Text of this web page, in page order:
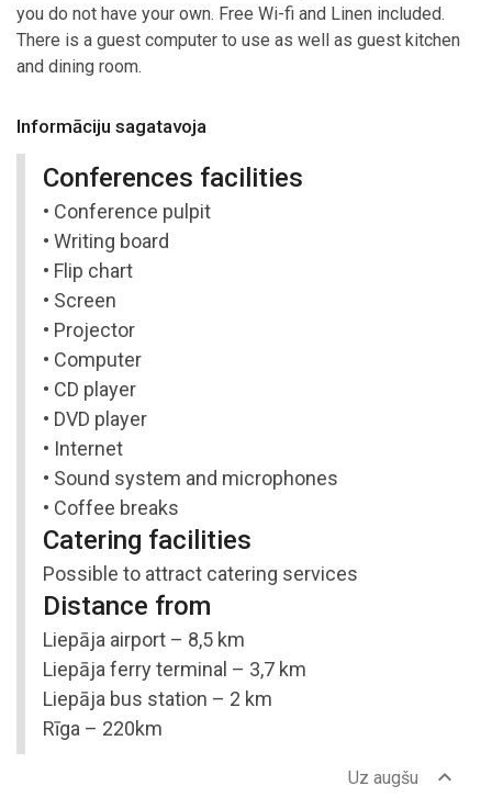
you do not have your own. Free Wi-fi and Linen included.
There is a guest computer to use as well as guest kitchen
and dining room.
Informāciju sagatavoja
Conferences facilities
• Conference pulpit
• Writing board
• Flip chart
• Screen
• Projector
• Computer
• CD player
• DVD player
• Internet
• Sound system and microphones
• Coffee breaks
Catering facilities
Possible to attract catering services
Distance from
Liepāja airport – 8,5 km
Liepāja ferry terminal – 3,7 km
Liepāja bus station – 2 km
Rīga – 220km
Uz augšu expand_less